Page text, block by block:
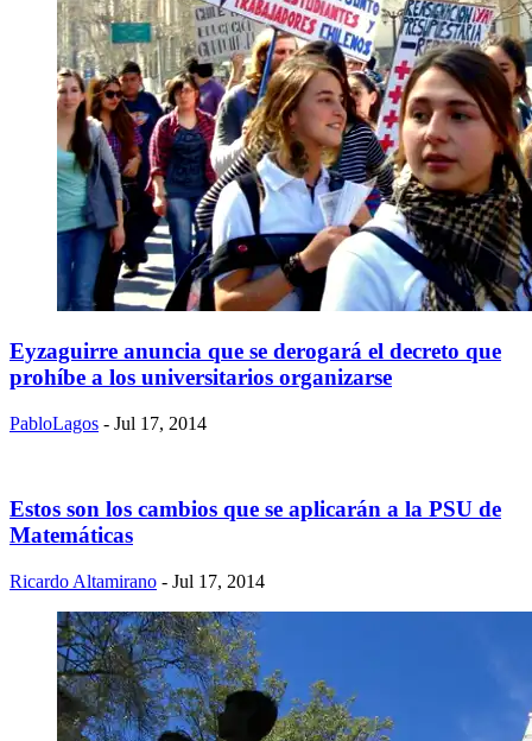
Eyzaguirre anuncia que se derogará el decreto que
prohíbe a los universitarios organizarse
PabloLagos - Jul 17, 2014
Estos son los cambios que se aplicarán a la PSU de
Matemáticas
Ricardo Altamirano - Jul 17, 2014